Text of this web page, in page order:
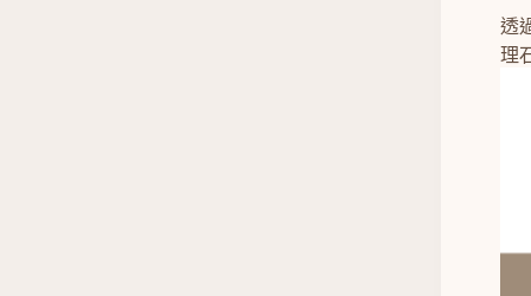
透
理